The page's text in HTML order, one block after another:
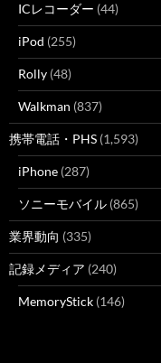
ICレコーダー (44)
iPod (255)
Rolly (48)
Walkman (837)
携帯電話・PHS (1,593)
iPhone (287)
ソニーモバイル (865)
業界動向 (335)
記録メディア (240)
MemoryStick (146)